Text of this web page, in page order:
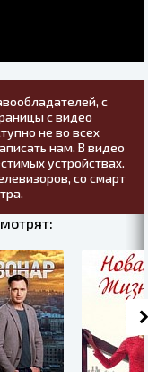
с
с видео
не во всех
нам. В видео
устройствах.
со смарт